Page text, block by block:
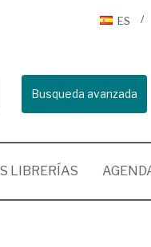
ES
Busqueda avanzada
LIBRERÍAS